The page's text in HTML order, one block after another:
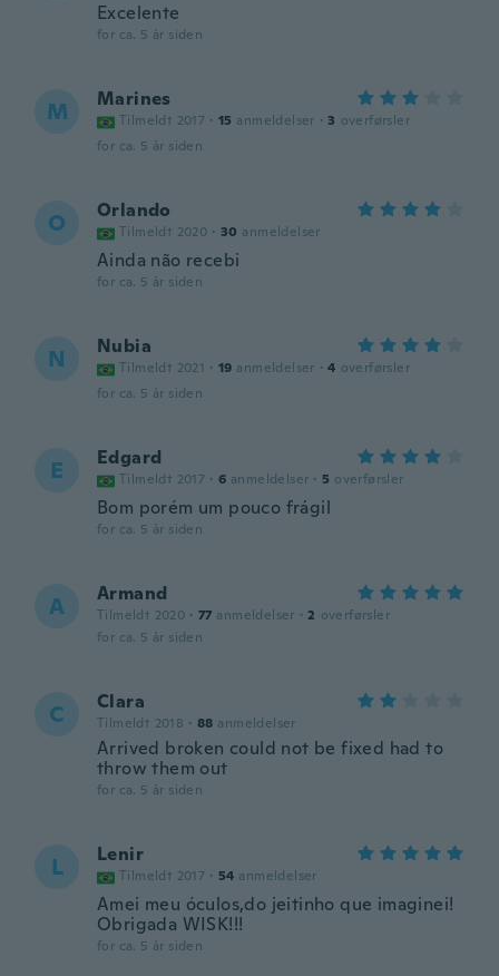
Excelente
for ca. 5 år siden
M Marines
Tilmeldt 2017 · 15 anmeldelser · 3 overførsler
for ca. 5 år siden
O Orlando
Tilmeldt 2020 · 30 anmeldelser
Ainda não recebi
for ca. 5 år siden
N Nubia
Tilmeldt 2021 · 19 anmeldelser · 4 overførsler
for ca. 5 år siden
E Edgard
Tilmeldt 2017 · 6 anmeldelser · 5 overførsler
Bom porém um pouco frágil
for ca. 5 år siden
A Armand
Tilmeldt 2020 · 77 anmeldelser · 2 overførsler
for ca. 5 år siden
C Clara
Tilmeldt 2018 · 88 anmeldelser
Arrived broken could not be fixed had to
throw them out
for ca. 5 år siden
L Lenir
Tilmeldt 2017 · 54 anmeldelser
Amei meu óculos,do jeitinho que imaginei!
Obrigada WISK!!!
for ca. 5 år siden